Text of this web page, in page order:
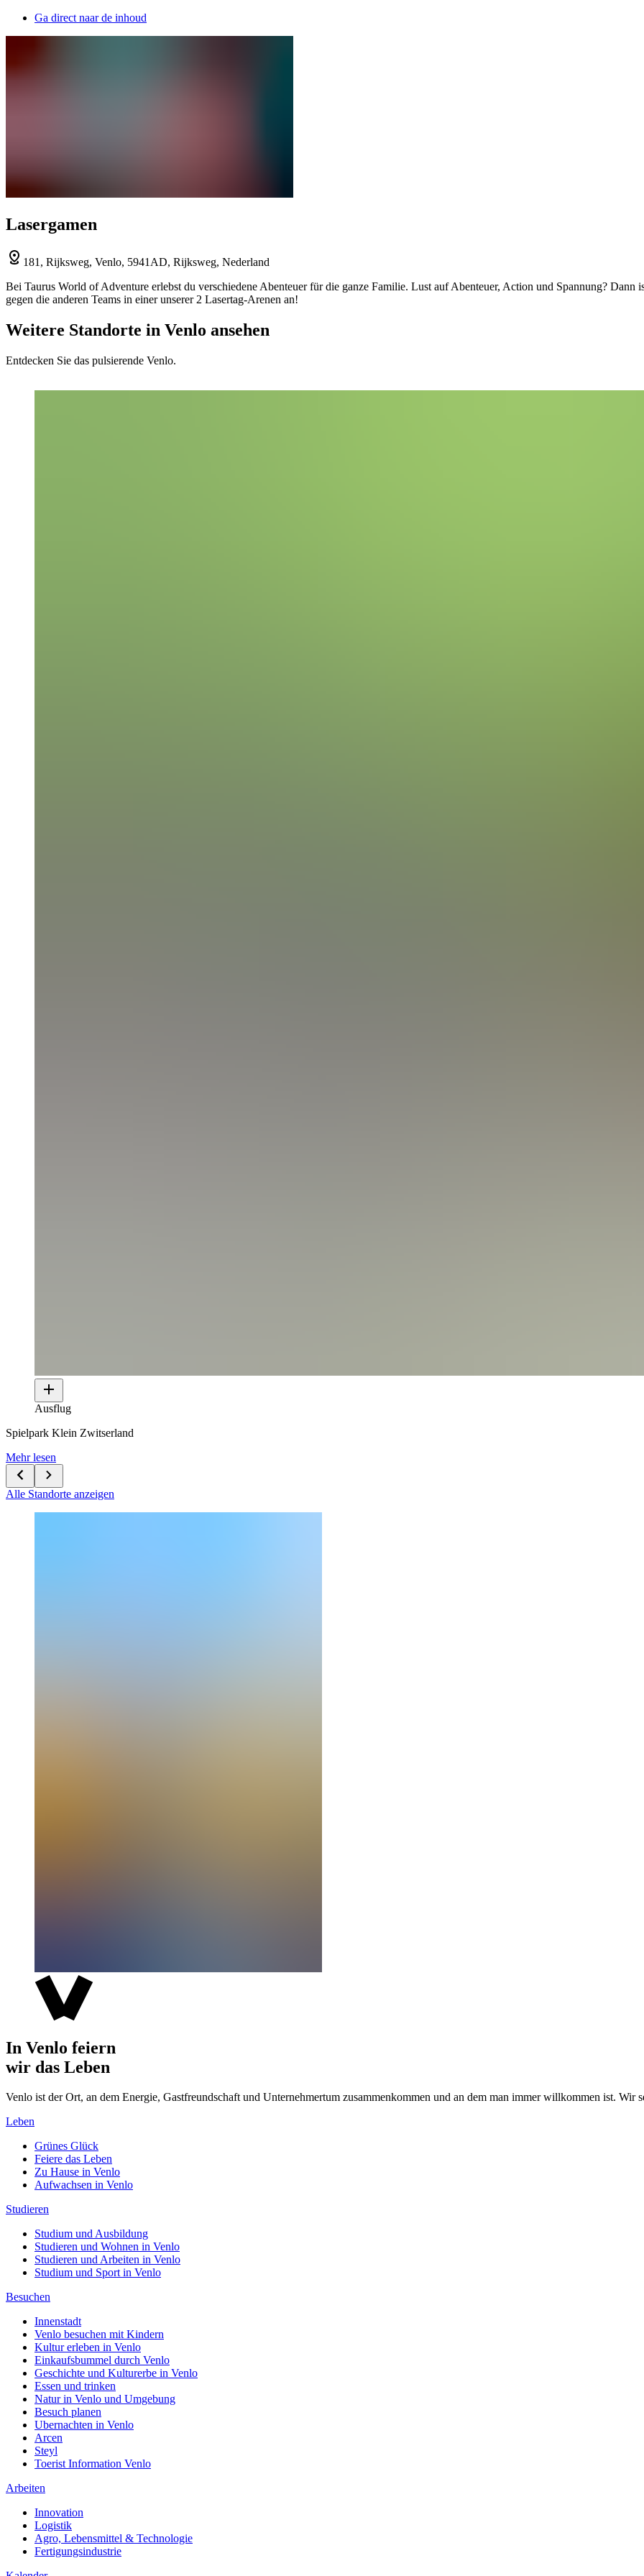
Ga direct naar de inhoud
Lasergamen
181, Rijksweg, Venlo, 5941AD, Rijksweg, Nederland
Bei Taurus World of Adventure erlebst du verschiedene Abenteuer für die ganze Familie. Lust auf Abenteuer, Action und Spannung?
gegen die anderen Teams in einer unserer 2 Lasertag-Arenen an!
Weitere Standorte in Venlo ansehen
Entdecken Sie das pulsierende Venlo.
Ausflug
Spielpark Klein Zwitserland
Mehr lesen
Alle Standorte anzeigen
In Venlo feiern
wir das Leben
Venlo ist der Ort, an dem Energie, Gastfreundschaft und Unternehmertum zusammenkommen und an dem man immer willkommen ist. Wir
Leben
Grünes Glück
Feiere das Leben
Zu Hause in Venlo
Aufwachsen in Venlo
Studieren
Studium und Ausbildung
Studieren und Wohnen in Venlo
Studieren und Arbeiten in Venlo
Studium und Sport in Venlo
Besuchen
Innenstadt
Venlo besuchen mit Kindern
Kultur erleben in Venlo
Einkaufsbummel durch Venlo
Geschichte und Kulturerbe in Venlo
Essen und trinken
Natur in Venlo und Umgebung
Besuch planen
Ubernachten in Venlo
Arcen
Steyl
Toerist Information Venlo
Arbeiten
Innovation
Logistik
Agro, Lebensmittel & Technologie
Fertigungsindustrie